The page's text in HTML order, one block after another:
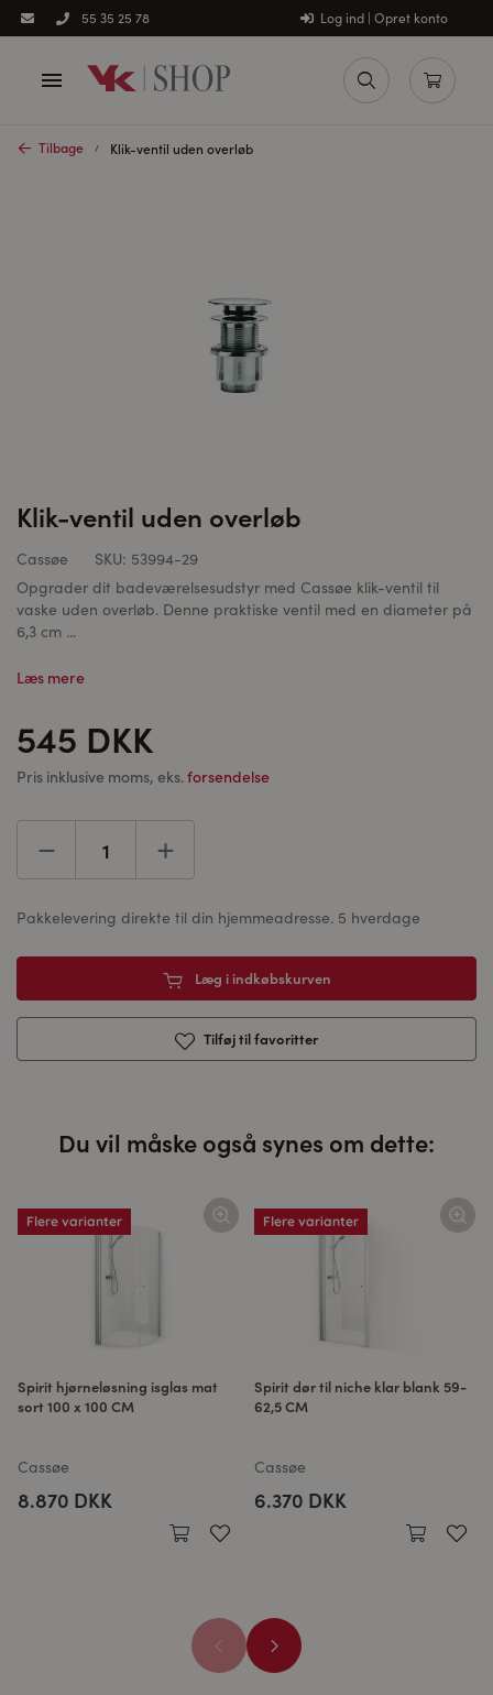
55 35 25 78 Log ind | Opret konto
Tilbage Klik-ventil uden overløb
Klik-ventil uden overløb
Cassøe SKU: 53994-29
Opgrader dit badeværelsesudstyr med Cassøe klik-ventil til
vaske uden overløb. Denne praktiske ventil med en diameter på
6,3 cm ...
Læs mere
545 DKK
Pris inklusive moms, eks.forsendelse
Pakkelevering direkte til din hjemmeadresse. 5 hverdage
Læg i indkøbskurven
Tilføj til favoritter
Du vil måske også synes om dette:
Flere varianter
Spirit hjørneløsning isglas mat
sort 100 x 100 CM
Cassøe
8.870 DKK
Flere varianter
Spirit dør til niche klar blank 59-
62,5 CM
Cassøe
6.370 DKK